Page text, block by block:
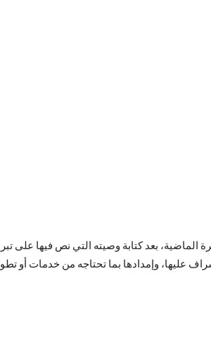
عليها، وإمدادها بما تحتاجه من خدمات أو